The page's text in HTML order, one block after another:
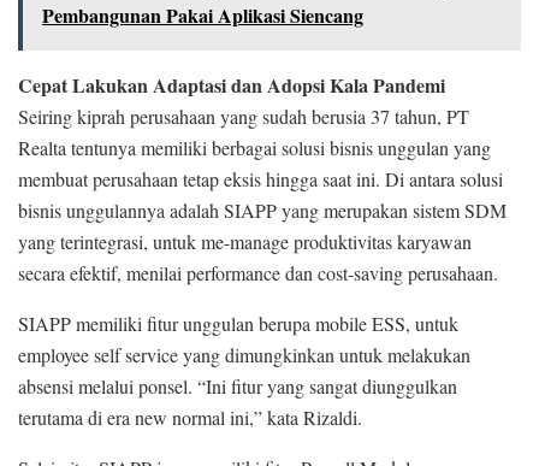
I
G
I
T
A
L
A
w
a
r
d
Pembangunan Pakai Aplikasi Siencang
Cepat Lakukan Adaptasi dan Adopsi Kala Pandemi
Seiring kiprah perusahaan yang sudah berusia 37 tahun, PT
Realta tentunya memiliki berbagai solusi bisnis unggulan yang
membuat perusahaan tetap eksis hingga saat ini. Di antara solusi
bisnis unggulannya adalah SIAPP yang merupakan sistem SDM
yang terintegrasi, untuk me-manage produktivitas karyawan
secara efektif, menilai performance dan cost-saving perusahaan.
SIAPP memiliki fitur unggulan berupa mobile ESS, untuk
employee self service yang dimungkinkan untuk melakukan
absensi melalui ponsel. “Ini fitur yang sangat diunggulkan
terutama di era new normal ini,” kata Rizaldi.